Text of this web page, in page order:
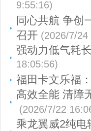
9:55:16)
同心共航 争创
召开 (2026/7/24
强动力低气耗
18:05:56)
福田卡文乐福
高效全能 清障
(2026/7/22
乘龙翼威2纯